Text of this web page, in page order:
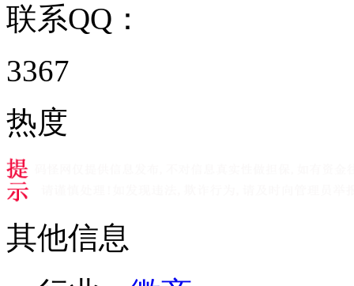
联系QQ：
3367
热度
其他信息